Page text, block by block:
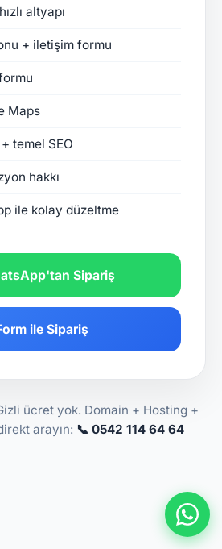
altyapı
+ iletişim formu
Maps
temel SEO
hakkı
ile kolay düzeltme
Sipariş
ile Sipariş
ücret yok. Domain + Hosting +
arayın: 📞 0542 114 64 64